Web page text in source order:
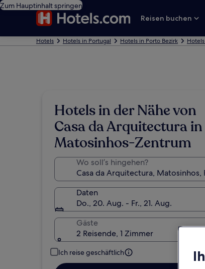
Zum Hauptinhalt springen
Reisen buchen
Hotels Hotels in Portugal Hotels in Porto Bezirk
Hotels in der Nähe von
Casa da Arquitectura in
Matosinhos-Zentrum
Wo soll’s hingehen?
Daten
Do., 20. Aug. - Fr., 21. Aug.
Gäste
2 Reisende, 1 Zimmer
Ich reise geschäftlich